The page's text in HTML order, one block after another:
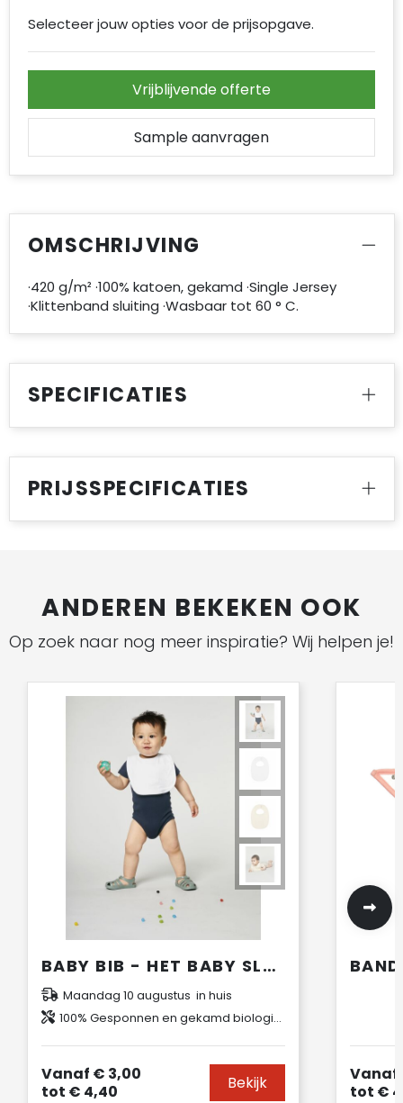
Selecteer jouw opties voor de prijsopgave.
Vrijblijvende offerte
Sample aanvragen
OMSCHRIJVING
·420 g/m² ·100% katoen, gekamd ·Single Jersey
·Klittenband sluiting ·Wasbaar tot 60 ° C.
SPECIFICATIES
PRIJSSPECIFICATIES
ANDEREN BEKEKEN OOK
Op zoek naar nog meer inspiratie? Wij helpen je!
BABY BIB - HET BABY SLABBETJE
Maandag 10 augustus in huis
100% Gesponnen en gekamd biologisch katoen
Vanaf € 3,00
tot € 4,40 Bekijk Vanaf
tot €